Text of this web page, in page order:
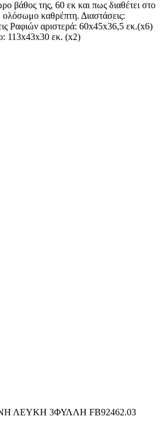
βάθος της, 60 εκ και πως διαθέτει στο
ολόσωμο καθρέπτη. Διαστάσεις:
Ραφιών αριστερά: 60x45x36,5 εκ.(x6)
113x43x30 εκ. (x2)
ΛΕΥΚΗ 3ΦΥΛΛΗ FB92462.03